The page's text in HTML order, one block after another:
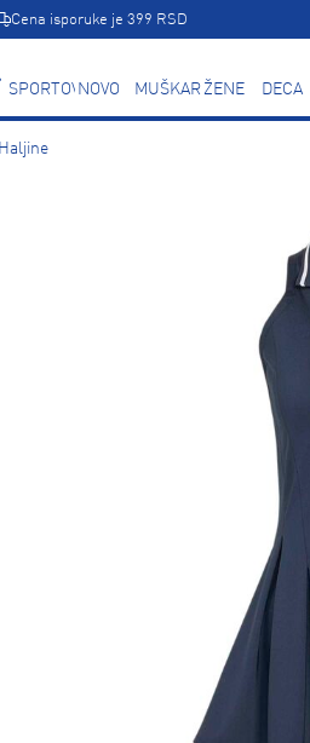
Cena isporuke je 399 RSD
SPORTOVINOVO MUŠKARCIŽENE DECA
Haljine